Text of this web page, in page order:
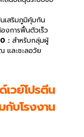
นเสริมภูมิคุ้มกัน
งการฟื้นตัวเร็ว
: สำหรับกลุ่มผู้
และชะลอวัย
วย์โปรตีน
บโรงงาน